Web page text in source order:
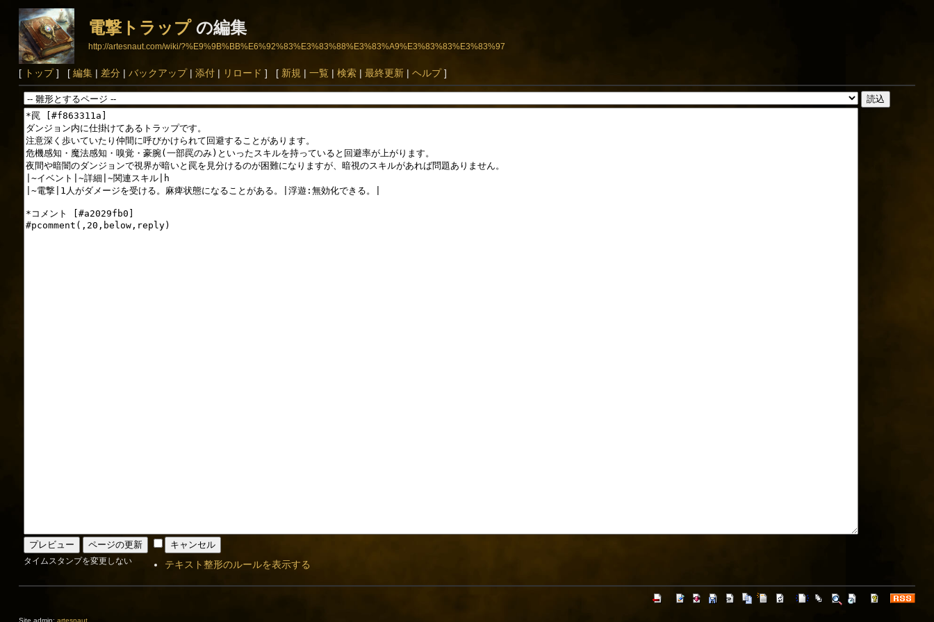
電撃トラップの編集
http://artesnaut.com/wiki/?%E9%9B%BB%E6%92%83%E3%83%88%E3%83%A9%E3%83%83%E3%83%97
[ トップ] [ 編集| 差分| バックアップ| 添付| リロード ] [ 新規 | 一覧| 検索| 最終更新| ヘルプ]
タイムスタンプを変更しない テキスト整形のルールを表示する
Site admin: artesnaut